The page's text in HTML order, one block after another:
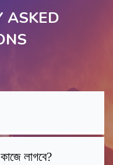
ASKED
লাগবে?